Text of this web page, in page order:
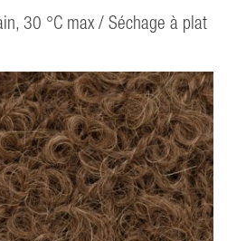
30 °C max / Séchage à plat